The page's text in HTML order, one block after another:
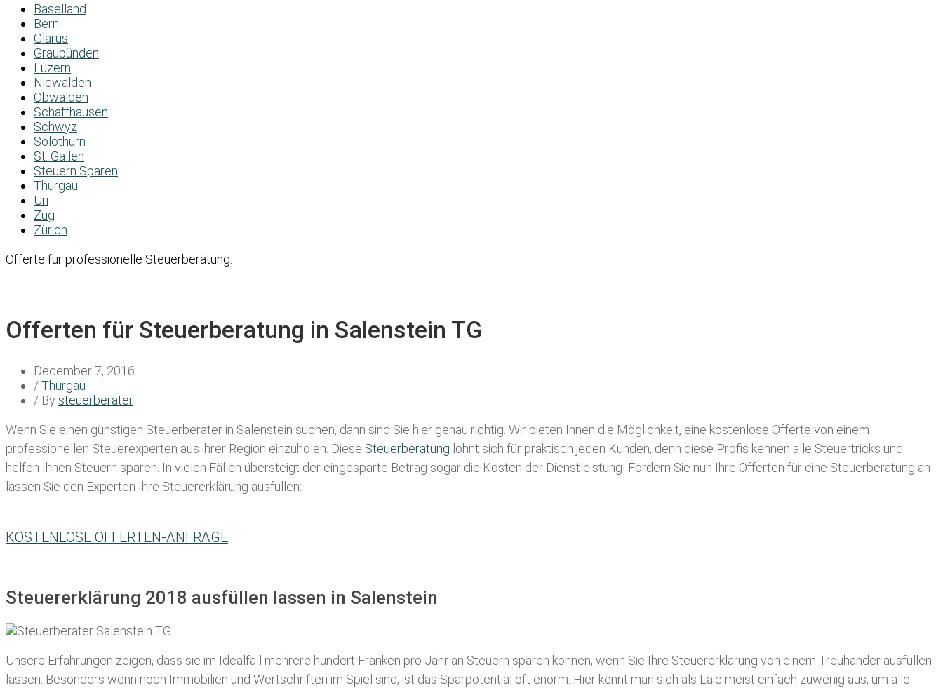
Baselland
Bern
Glarus
Graubünden
Luzern
Nidwalden
Obwalden
Schaffhausen
Schwyz
Solothurn
St. Gallen
Steuern Sparen
Thurgau
Uri
Zug
Zürich
Offerte für professionelle Steuerberatung:
Offerten für Steuerberatung in Salenstein TG
December 7, 2016
/Thurgau
/ By steuerberater
Wenn Sie einen günstigen Steuerberater in Salenstein suchen, dann sind Sie hier genau richtig. Wir bieten Ihnen die Möglichkeit, eine kostenlose Offerte von einem
professionellen Steuerexperten aus ihrer Region einzuholen. Diese Steuerberatung lohnt sich für praktisch jeden Kunden, denn diese Profis kennen alle Steuertricks und
helfen Ihnen Steuern sparen. In vielen Fällen übersteigt der eingesparte Betrag sogar die Kosten der Dienstleistung! Fordern Sie nun Ihre Offerten für eine Steuerberatung an
lassen Sie den Experten Ihre Steuererklärung ausfüllen:
KOSTENLOSE OFFERTEN-ANFRAGE
Steuererklärung 2018 ausfüllen lassen in Salenstein
Unsere Erfahrungen zeigen, dass sie im Idealfall mehrere hundert Franken pro Jahr an Steuern sparen können, wenn Sie Ihre Steuererklärung von einem Treuhänder ausfüllen
lassen . Besonders wenn noch Immobilien und Wertschriften im Spiel sind, ist das Sparpotential oft enorm. Hier kennt man sich als Laie meist einfach zuwenig aus, um alle